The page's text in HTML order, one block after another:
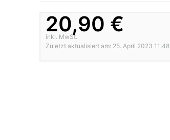
20,90 €
inkl. MwSt.
Zuletzt aktualisiert am: 25. April 2023 11:48